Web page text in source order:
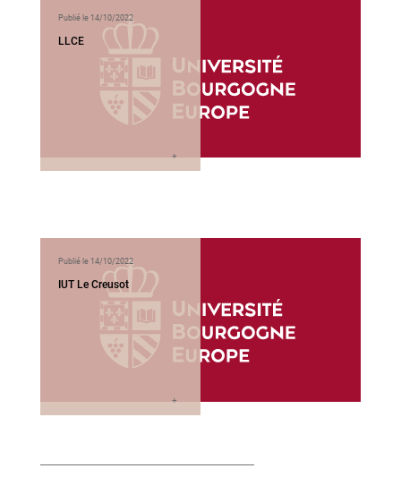
Publié le 14/10/2022
LLCE
Publié le 14/10/2022
IUT Le Creusot